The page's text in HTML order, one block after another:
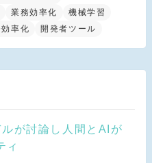
業務効率化
機械学習
率化 開発者ツール
が討論し人間とAIが
ィ